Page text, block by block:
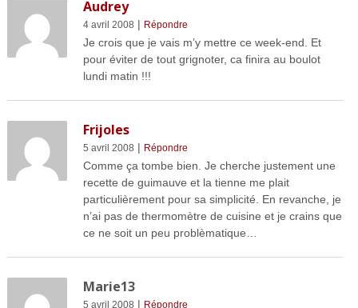
Audrey
4 avril 2008 | Répondre
Je crois que je vais m’y mettre ce week-end. Et
pour éviter de tout grignoter, ca finira au boulot
lundi matin !!!
Frijoles
5 avril 2008 | Répondre
Comme ça tombe bien. Je cherche justement une
recette de guimauve et la tienne me plait
particulièrement pour sa simplicité. En revanche, je
n’ai pas de thermomètre de cuisine et je crains que
ce ne soit un peu problèmatique…
Marie13
5 avril 2008 | Répondre